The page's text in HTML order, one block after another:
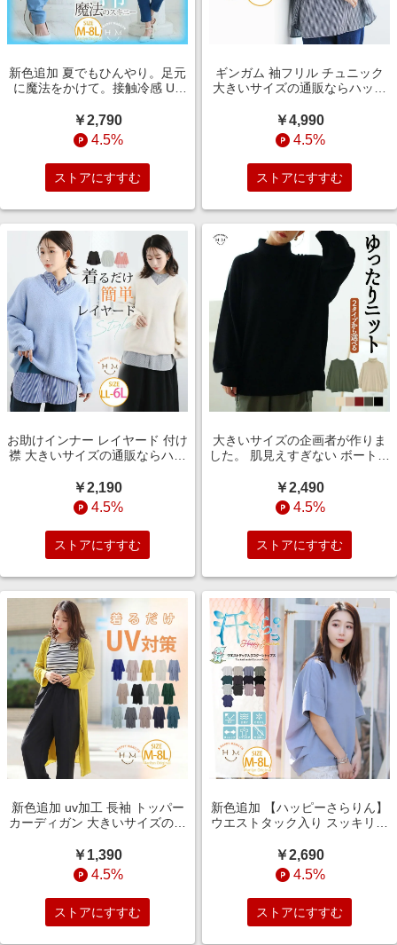
新色追加 夏でもひんやり。足元
に魔法をかけて。接触冷感 UV
ニーデニムパンツ 【ストレッ
チ】 【ウェストゴム】 大きいサ
イズの通販ならハッピーマリリ
ン（5900円以上購入で送料無
料）
￥2,790
4.5%
ストアにすすむ
ギンガム 袖フリル チュニック
大きいサイズの通販ならハッピ
送料無料）
￥4,990
4.5%
ストアにすすむ
お助けインナー レイヤード 付け
襟 大きいサイズの通販ならハッ
で送料無料）
￥2,190
4.5%
ストアにすすむ
大きいサイズの企画者が作りま
した。 肌見えすぎない ボートネ
ル から選べる もっちり ニット
トップス 大きいサイズの通販な
らハッピーマリリン（5900円以
上購入で送料無料）
￥2,490
4.5%
ストアにすすむ
新色追加 uv加工 長袖 トッパー
カーディガン 大きいサイズの通
円以上購入で送料無料）
￥1,390
4.5%
ストアにすすむ
新色追加 【ハッピーさらりん】
ウエストタック入り スッキリ魅
ズの通販ならハッピーマリリン
（5900円以上購入で送料無料）
￥2,690
4.5%
ストアにすすむ